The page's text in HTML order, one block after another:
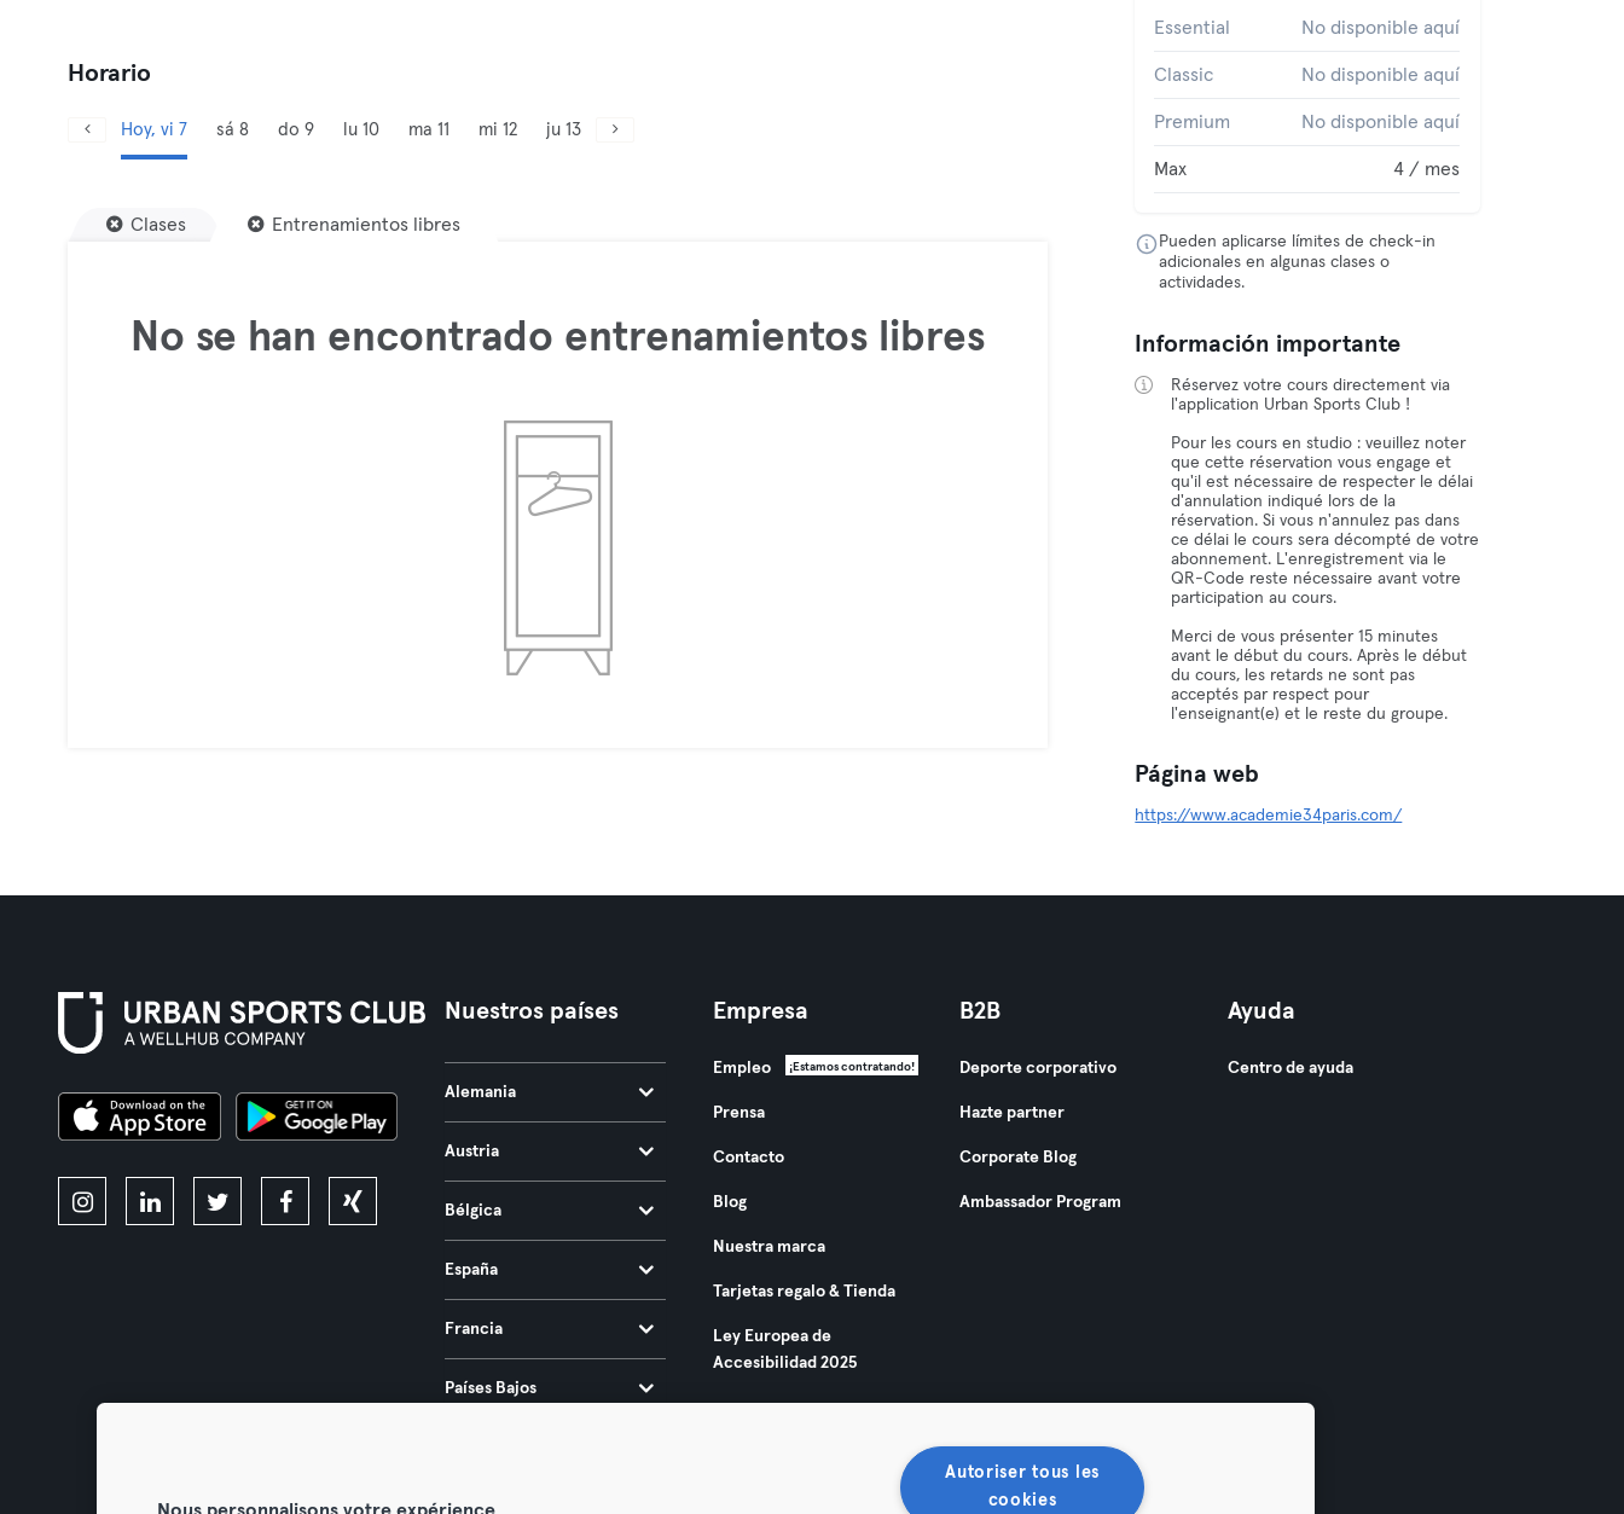
Horario
Hoy, vi 7 sá 8 do 9 lu 10 ma 11 mi 12 ju 13
Clases Entrenamientos libres
No se han encontrado entrenamientos libres
Essential No disponible aquí
Classic No disponible aquí
Premium No disponible aquí
Max 4 / mes
Pueden aplicarse límites de check-in
adicionales en algunas clases o
actividades.
Información importante
Réservez votre cours directement via
l'application Urban Sports Club !
Pour les cours en studio : veuillez noter
que cette réservation vous engage et
qu'il est nécessaire de respecter le délai
d'annulation indiqué lors de la
réservation. Si vous n'annulez pas dans
ce délai le cours sera décompté de votre
abonnement. L'enregistrement via le
QR-Code reste nécessaire avant votre
participation au cours.
Merci de vous présenter 15 minutes
avant le début du cours. Après le début
du cours, les retards ne sont pas
acceptés par respect pour
l'enseignant(e) et le reste du groupe.
Página web
https://www.academie34paris.com/
Nuestros países
Alemania
Austria
Bélgica
España
Francia
Países Bajos
Empresa
Empleo ¡Estamos contratando!
Prensa
Contacto
Blog
Nuestra marca
Tarjetas regalo & Tienda
Ley Europea de
Accesibilidad 2025
B2B
Deporte corporativo
Hazte partner
Corporate Blog
Ambassador Program
Ayuda
Centro de ayuda
Autoriser tous les
cookies